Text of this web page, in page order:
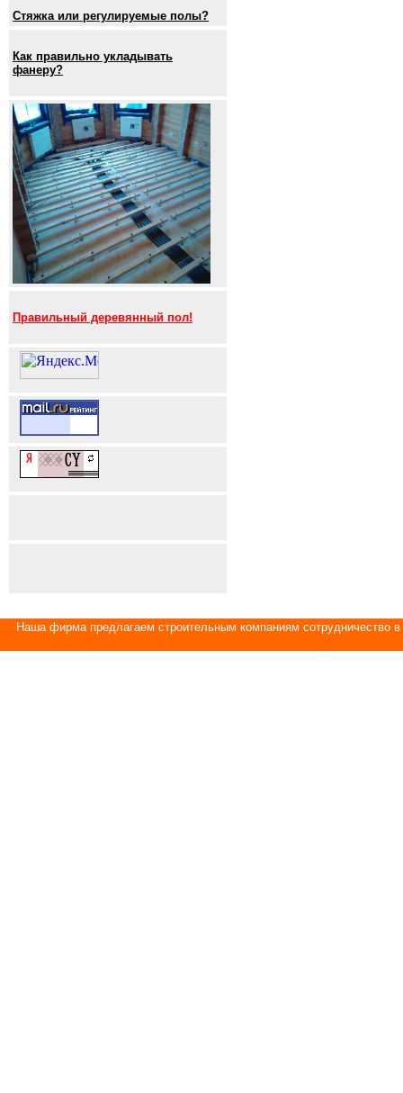
Стяжка или регулируемые полы?
Как правильно укладывать
фанеру?
Правильный деревянный пол!
Наша фирма предлагаем строительным компаниям